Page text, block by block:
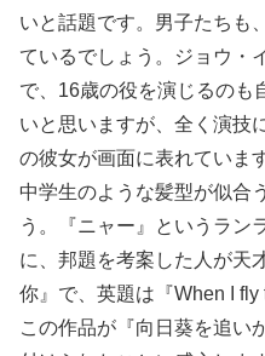
いと話題です。男子たちも
ているでしょう。ジョウ・
で、16歳の役を演じるのも
いと思いますが、全く演技
の彼女が画面に表れていま
中学生のような髪型が似合
う。『ニャー』というラン
に、邦題を考案した人が天
你』で、英題は『When I fly
この作品が『向日葵を追い